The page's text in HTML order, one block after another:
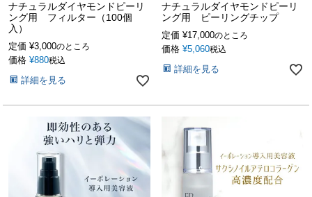
ナチュラルダイヤモンドピーリ
ング用 フィルター（100個
入）
定価 ¥3,000のところ
価格 ¥880税込
詳細を見る
ナチュラルダイヤモンドピーリ
ング用 ピーリングチップ
定価 ¥17,000のところ
価格 ¥5,060税込
詳細を見る